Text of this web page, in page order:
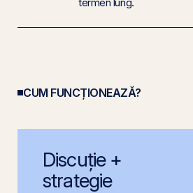
CUM FUNCȚIONEAZĂ?
Discuție +
strategie